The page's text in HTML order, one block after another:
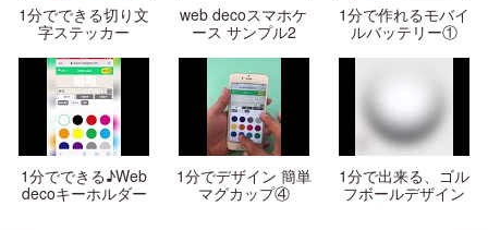
1分でできる切り文
字ステッカー
web decoスマホケ
ース サンプル2
1分で作れるモバイ
ルバッテリー①
1分でできる♪Web
decoキーホルダー
1分でデザイン 簡単
マグカップ④
1分で出来る、ゴル
フボールデザイン